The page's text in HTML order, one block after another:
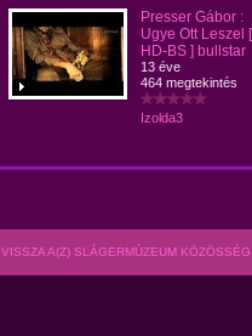
Presser Gábor :
Ugye Ott Leszel [
HD-BS ] bullstar
13 éve
464 megtekintés
Izolda3
VISSZA A(Z) SLÁGERMÚZEUM